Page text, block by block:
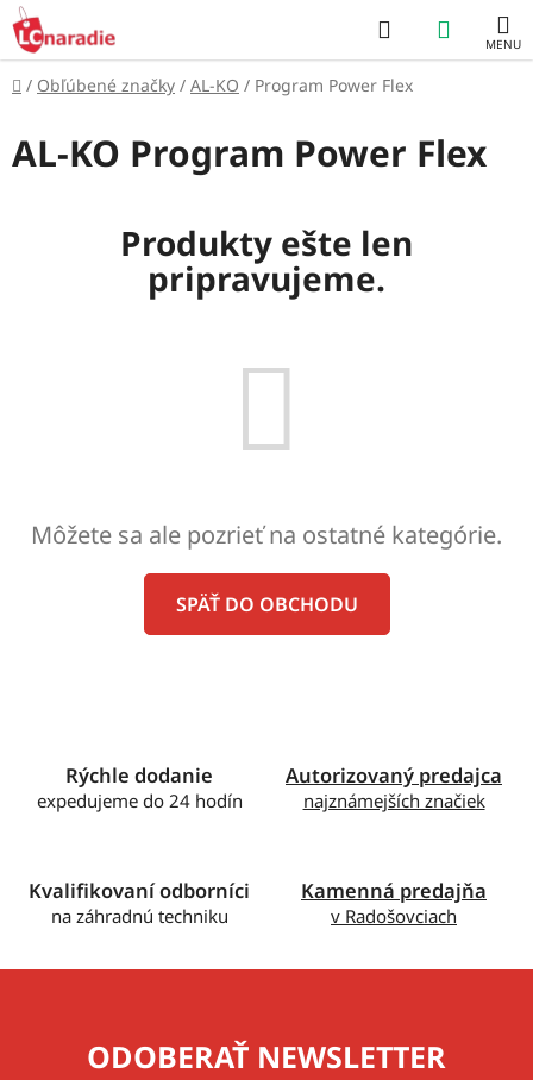
Prejsť
na
obsah
Hľadať
KOŠÍK
Domov
/ Obľúbené značky / AL-KO / Program Power Flex
AL-KO Program Power Flex
Produkty ešte len
pripravujeme.
Môžete sa ale pozrieť na ostatné kategórie.
SPÄŤ DO OBCHODU
Rýchle dodanie
expedujeme do 24 hodín
Autorizovaný predajca
najznámejších značiek
Kvalifikovaní odborníci
na záhradnú techniku
Kamenná predajňa
v Radošovciach
ODOBERAŤ NEWSLETTER